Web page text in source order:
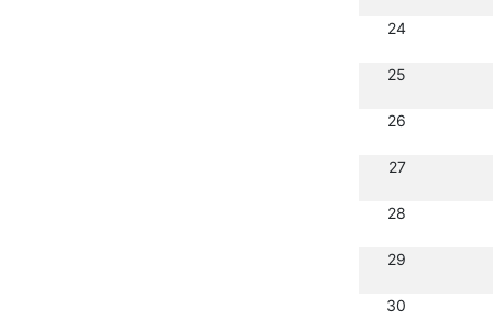
24
25
26
27
28
29
30